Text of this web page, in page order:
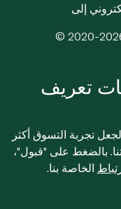
تعريف
تجربة التسوق أكثر
بالضغط على "قبول"،
الخاصة بنا.